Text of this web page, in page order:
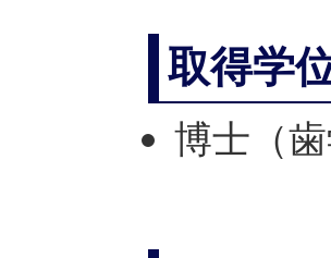
取得学
博士（